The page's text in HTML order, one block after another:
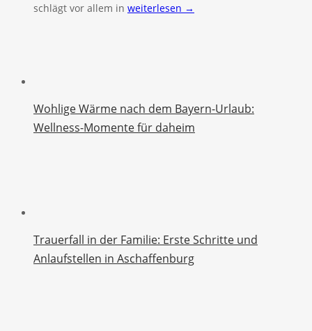
schlägt vor allem in weiterlesen →
Wohlige Wärme nach dem Bayern-Urlaub:
Wellness-Momente für daheim
Trauerfall in der Familie: Erste Schritte und
Anlaufstellen in Aschaffenburg